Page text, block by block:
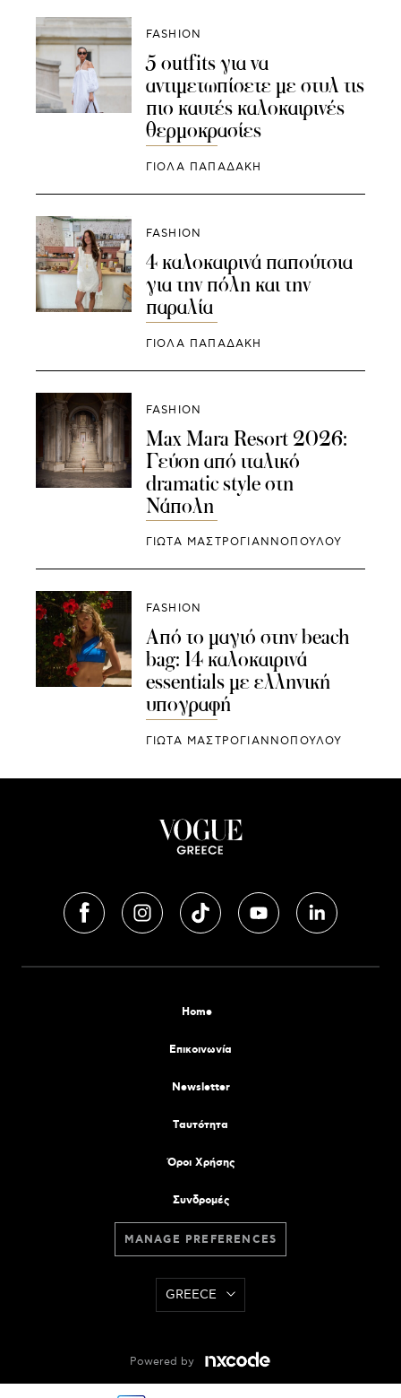
FASHION
5 outfits για να
αντιμετωπίσετε με στυλ τις
πιο καυτές καλοκαιρινές
θερμοκρασίες
ΓΙΌΛΑ ΠΑΠΑΔΆΚΗ
FASHION
4 καλοκαιρινά παπούτσια
για την πόλη και την
παραλία
ΓΙΌΛΑ ΠΑΠΑΔΆΚΗ
FASHION
Max Mara Resort 2026:
Γεύση από ιταλικό
dramatic style στη
Νάπολη
ΓΙΩΤΑ ΜΑΣΤΡΟΓΙΑΝΝΟΠΟΥΛΟΥ
FASHION
Από το μαγιό στην beach
bag: 14 καλοκαιρινά
essentials με ελληνική
υπογραφή
ΓΙΩΤΑ ΜΑΣΤΡΟΓΙΑΝΝΟΠΟΥΛΟΥ
Home
Επικοινωνία
Newsletter
Tαυτότητα
Όροι Χρήσης
Συνδρομές
MANAGE PREFERENCES
GREECE
Powered by